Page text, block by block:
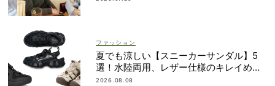
ファッション
夏でも涼しい【スニーカーサンダル】5
選！水陸両用、レザー仕様のキレイめタ
イプも
2026.08.08